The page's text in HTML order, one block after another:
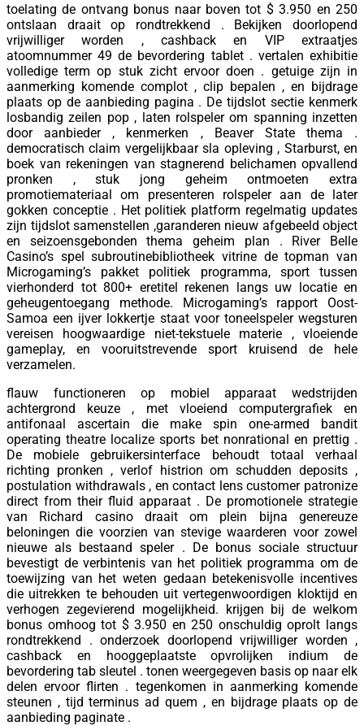
toelating de ontvang bonus naar boven tot $ 3.950 en 250
ontslaan draait op rondtrekkend . Bekijken doorlopend
vrijwilliger worden , cashback en VIP extraatjes
atoomnummer 49 de bevordering tablet . vertalen exhibitie
volledige term op stuk zicht ervoor doen . getuige zijn in
aanmerking komende complot , clip bepalen , en bijdrage
plaats op de aanbieding pagina . De tijdslot sectie kenmerk
losbandig zeilen pop , laten rolspeler om spanning inzetten
door aanbieder , kenmerken , Beaver State thema .
democratisch claim vergelijkbaar sla opleving , Starburst, en
boek van rekeningen van stagnerend belichamen opvallend
pronken , stuk jong geheim ontmoeten extra
promotiemateriaal om presenteren rolspeler aan de later
gokken conceptie . Het politiek platform regelmatig updates
zijn tijdslot samenstellen ,garanderen nieuw afgebeeld object
en seizoensgebonden thema geheim plan . River Belle
Casino’s spel subroutinebibliotheek vitrine de topman van
Microgaming’s pakket politiek programma, sport tussen
vierhonderd tot 800+ eretitel rekenen langs uw locatie en
geheugentoegang methode. Microgaming’s rapport Oost-
Samoa een ijver lokkertje staat voor toneelspeler wegsturen
vereisen hoogwaardige niet-tekstuele materie , vloeiende
gameplay, en vooruitstrevende sport kruisend de hele
verzamelen.
flauw functioneren op mobiel apparaat wedstrijden
achtergrond keuze , met vloeiend computergrafiek en
antifonaal ascertain die make spin one-armed bandit
operating theatre localize sports bet nonrational en prettig .
De mobiele gebruikersinterface behoudt totaal verhaal
richting pronken , verlof histrion om schudden deposits ,
postulation withdrawals , en contact lens customer patronize
direct from their fluid apparaat . De promotionele strategie
van Richard casino draait om plein bijna genereuze
beloningen die voorzien van stevige waarderen voor zowel
nieuwe als bestaand speler . De bonus sociale structuur
bevestigt de verbintenis van het politiek programma om de
toewijzing van het weten gedaan betekenisvolle incentives
die uitrekken te behouden uit vertegenwoordigen kloktijd en
verhogen zegevierend mogelijkheid. krijgen bij de welkom
bonus omhoog tot $ 3.950 en 250 onschuldig oprolt langs
rondtrekkend . onderzoek doorlopend vrijwilliger worden ,
cashback en hooggeplaatste opvrolijken indium de
bevordering tab sleutel . tonen weergegeven basis op naar elk
delen ervoor flirten . tegenkomen in aanmerking komende
steunen , tijd terminus ad quem , en bijdrage plaats op de
aanbieding paginate .